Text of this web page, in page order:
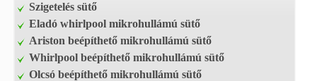
Szigetelés sütő
Eladó whirlpool mikrohullámú sütő
Ariston beépíthető mikrohullámú sütő
Whirlpool beépíthető mikrohullámú sütő
Olcsó beépíthető mikrohullámú sütő